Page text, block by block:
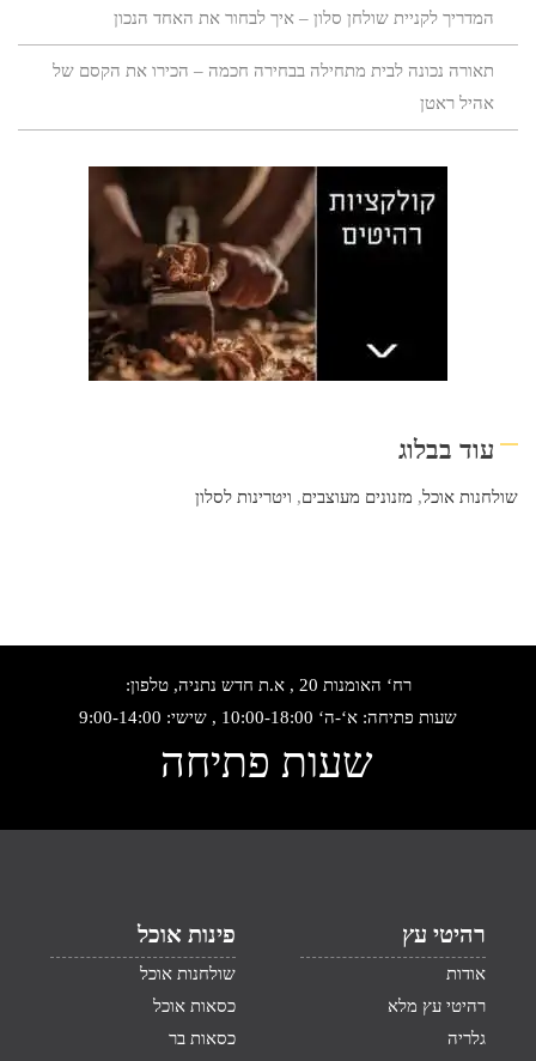
המדריך לקניית שולחן סלון – איך לבחור את האחד הנכון
תאורה נכונה לבית מתחילה בבחירה חכמה – הכירו את הקסם של
אהיל ראטן
עוד בבלוג
שולחנות אוכל, מזנונים מעוצבים, ויטרינות לסלון
רח‘ האומנות 20 , א.ת חדש נתניה, טלפון:
שעות פתיחה: א‘-ה‘ 10:00-18:00 , שישי: 9:00-14:00
שעות פתיחה
רהיטי עץ
אודות
רהיטי עץ מלא
גלריה
פינות אוכל
שולחנות אוכל
כסאות אוכל
כסאות בר